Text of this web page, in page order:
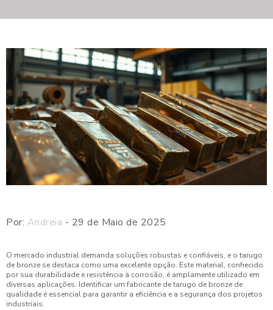
Por: Andreia - 29 de Maio de 2025
O mercado industrial demanda soluções robustas e confiáveis, e o tarugo
de bronze se destaca como uma excelente opção. Este material, conhecido
por sua durabilidade e resistência à corrosão, é amplamente utilizado em
diversas aplicações. Identificar um fabricante de tarugo de bronze de
qualidade é essencial para garantir a eficiência e a segurança dos projetos
industriais.